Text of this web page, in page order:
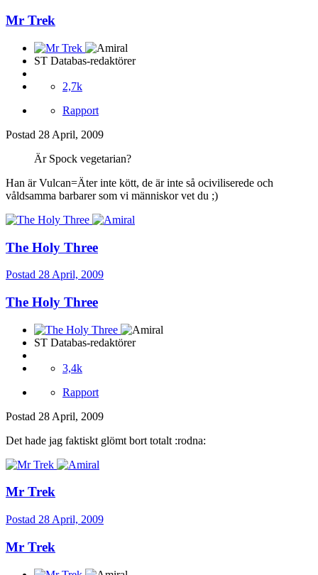
Mr Trek
ST Databas-redaktörer
2,7k
Rapport
Postad 28 April, 2009
Är Spock vegetarian?
Han är Vulcan=Äter inte kött, de är inte så ociviliserede och
våldsamma barbarer som vi människor vet du ;)
The Holy Three
Postad 28 April, 2009
The Holy Three
ST Databas-redaktörer
3,4k
Rapport
Postad 28 April, 2009
Det hade jag faktiskt glömt bort totalt :rodna:
Mr Trek
Postad 28 April, 2009
Mr Trek